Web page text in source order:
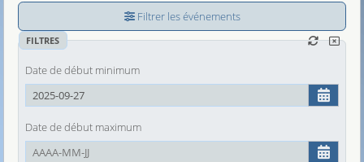
Filtrer les événements
FILTRES
Date de début minimum
Date de début maximum